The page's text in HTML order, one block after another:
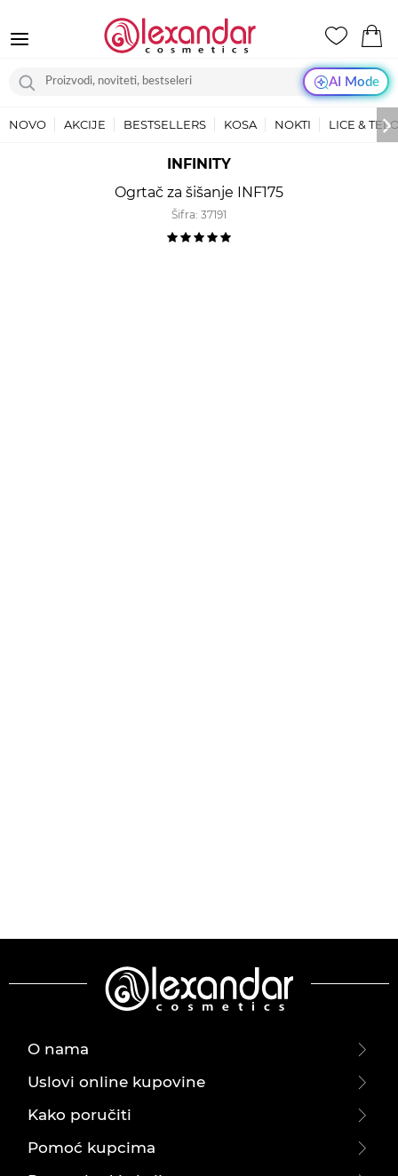
AI Mode
NOVO AKCIJE BESTSELLERS KOSA NOKTI LICE &
INFINITY
Ogrtač za šišanje INF175
Šifra: 37191
O nama
Uslovi online kupovine
Kako poručiti
Pomoć kupcima